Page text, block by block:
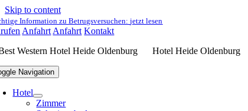
Skip to content
Information zu Betrugsversuchen:jetzt lesen
Anfahrt Anfahrt Kontakt
Hotel Heide Oldenburg
Navigation
Hotel
Zimmer